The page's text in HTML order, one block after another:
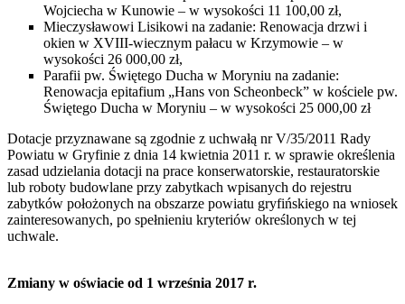
Wojciecha w Kunowie – w wysokości 11 100,00 zł,
Mieczysławowi Lisikowi na zadanie: Renowacja drzwi i
okien w XVIII-wiecznym pałacu w Krzymowie – w
wysokości 26 000,00 zł,
Parafii pw. Świętego Ducha w Moryniu na zadanie:
Renowacja epitafium „Hans von Scheonbeck” w kościele pw.
Świętego Ducha w Moryniu – w wysokości 25 000,00 zł
Dotacje przyznawane są zgodnie z uchwałą nr V/35/2011 Rady
Powiatu w Gryfinie z dnia 14 kwietnia 2011 r. w sprawie określenia
zasad udzielania dotacji na prace konserwatorskie, restauratorskie
lub roboty budowlane przy zabytkach wpisanych do rejestru
zabytków położonych na obszarze powiatu gryfińskiego na wniosek
zainteresowanych, po spełnieniu kryteriów określonych w tej
uchwale.
Zmiany w oświacie od 1 września 2017 r.